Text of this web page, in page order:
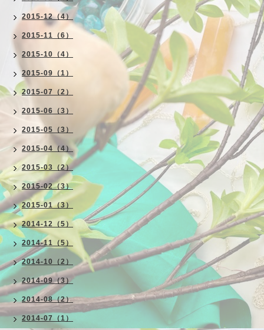
2015-12（4）
2015-11（6）
2015-10（4）
2015-09（1）
2015-07（2）
2015-06（3）
2015-05（3）
2015-04（4）
2015-03（2）
2015-02（3）
2015-01（3）
2014-12（5）
2014-11（5）
2014-10（2）
2014-09（3）
2014-08（2）
2014-07（1）